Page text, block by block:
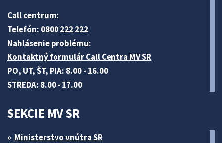
Call centrum:
Telefón: 0800 222 222
Nahlásenie problému:
Kontaktný formulár Call Centra MV SR
PO, UT, ŠT, PIA: 8.00 - 16.00
STREDA: 8.00 - 17.00
SEKCIE MV SR
Ministerstvo vnútra SR